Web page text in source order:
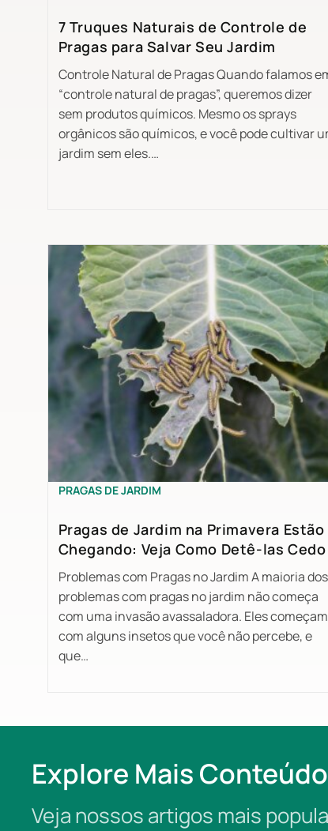
7 Truques Naturais de Controle de
Pragas para Salvar Seu Jardim
Controle Natural de Pragas Quando falamos
“controle natural de pragas”, queremos dizer
sem produtos químicos. Mesmo os sprays
orgânicos são químicos, e você pode cultivar
jardim sem eles.…
PRAGAS DE JARDIM
Pragas de Jardim na Primavera Estão
Chegando: Veja Como Detê-las Cedo
Problemas com Pragas no Jardim A maioria dos
problemas com pragas no jardim não começa
com uma invasão avassaladora. Eles começam
com alguns insetos que você não percebe, e
que…
Explore Mais
Veja nossos artigos mais